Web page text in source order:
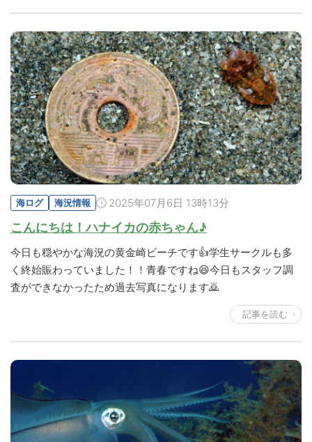
海ログ 海況情報 2025年07月6日 13時13分
こんにちは！ハナイカの赤ちゃん♪
今日も穏やかな海況の黄金崎ビーチです👍学生サークルも多
く終始賑わっていました！！青春ですね😆今日もスタッフ調
査ができなかったため過去写真になります🙇
記事を読む